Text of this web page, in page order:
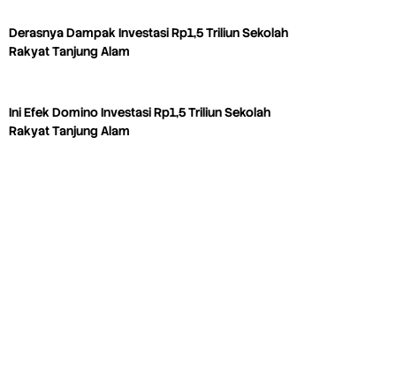
Derasnya Dampak Investasi Rp1,5 Triliun Sekolah
Rakyat Tanjung Alam
Ini Efek Domino Investasi Rp1,5 Triliun Sekolah
Rakyat Tanjung Alam